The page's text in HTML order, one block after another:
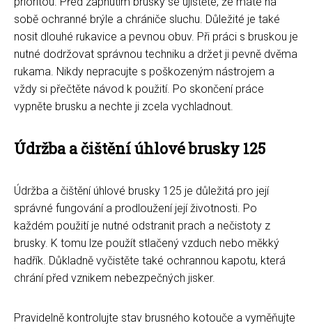
sobě ochranné brýle a chrániče sluchu. Důležité je také
nosit dlouhé rukavice a pevnou obuv. Při práci s bruskou je
nutné dodržovat správnou techniku a držet ji pevně dvěma
rukama. Nikdy nepracujte s poškozeným nástrojem a
vždy si přečtěte návod k použití. Po skončení práce
vypněte brusku a nechte ji zcela vychladnout.
Údržba a čištění úhlové brusky 125
Údržba a čištění úhlové brusky 125 je důležitá pro její
správné fungování a prodloužení její životnosti. Po
každém použití je nutné odstranit prach a nečistoty z
brusky. K tomu lze použít stlačený vzduch nebo měkký
hadřík. Důkladně vyčistěte také ochrannou kapotu, která
chrání před vznikem nebezpečných jisker.
Pravidelně kontrolujte stav brusného kotouče a vyměňujte